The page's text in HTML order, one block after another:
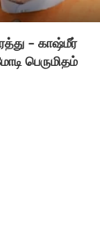
ரத்து – காஷ்மீர்
பெருமிதம்